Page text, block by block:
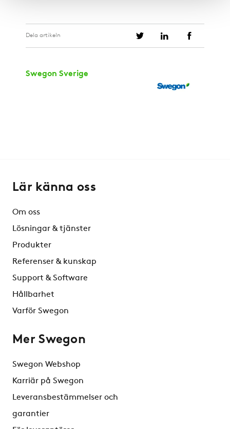
Dela artikeln
Swegon Sverige
Lär känna oss
Om oss
Lösningar & tjänster
Produkter
Referenser & kunskap
Support & Software
Hållbarhet
Varför Swegon
Mer Swegon
Swegon Webshop
Karriär på Swegon
Leveransbestämmelser och
garantier